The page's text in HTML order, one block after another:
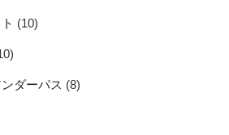
(10)
ダーパス (8)